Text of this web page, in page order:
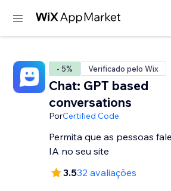
- 5% Verificado pelo Wix
Chat: GPT based
conversations
PorCertified Code
Permita que as pessoas
IA no seu site
3.532 avaliações